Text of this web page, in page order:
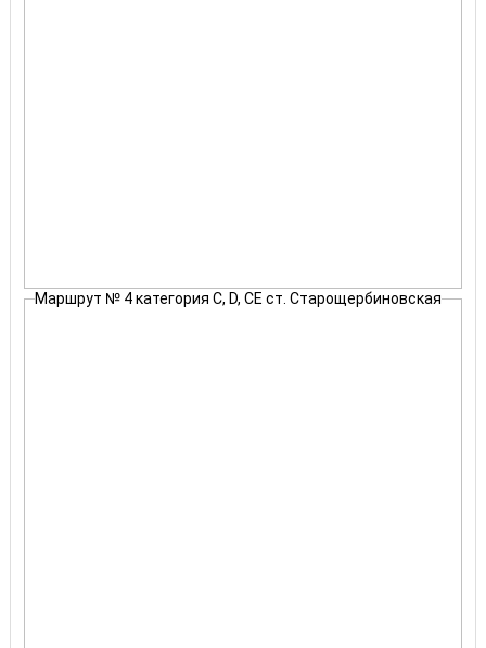
Маршрут № 4 категория С, D, СЕ ст. Старощербиновская